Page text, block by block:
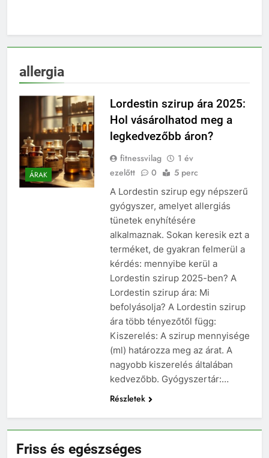
allergia
ÁRAK
Lordestin szirup ára 2025:
Hol vásárolhatod meg a
legkedvezőbb áron?
fitnessvilag
1 év
ezelőtt
0 5 perc
A Lordestin szirup egy népszerű
gyógyszer, amelyet allergiás
tünetek enyhítésére
alkalmaznak. Sokan keresik ezt a
terméket, de gyakran felmerül a
kérdés: mennyibe kerül a
Lordestin szirup 2025-ben? A
Lordestin szirup ára: Mi
befolyásolja? A Lordestin szirup
ára több tényezőtől függ:
Kiszerelés: A szirup mennyisége
(ml) határozza meg az árat. A
nagyobb kiszerelés általában
kedvezőbb. Gyógyszertár:…
Részletek
Friss és egészséges